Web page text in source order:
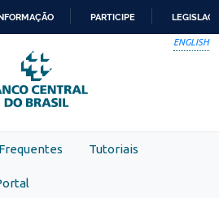
PARA
O
CONTEÚDO
PARTICIPE
ENGLISH
Tutoriais